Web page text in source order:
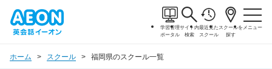
学習管理
ポータル
サイト内
検索
最近見た
スクール
スクールを
探す
メニュー
ホーム スクール 福岡県のスクール一覧